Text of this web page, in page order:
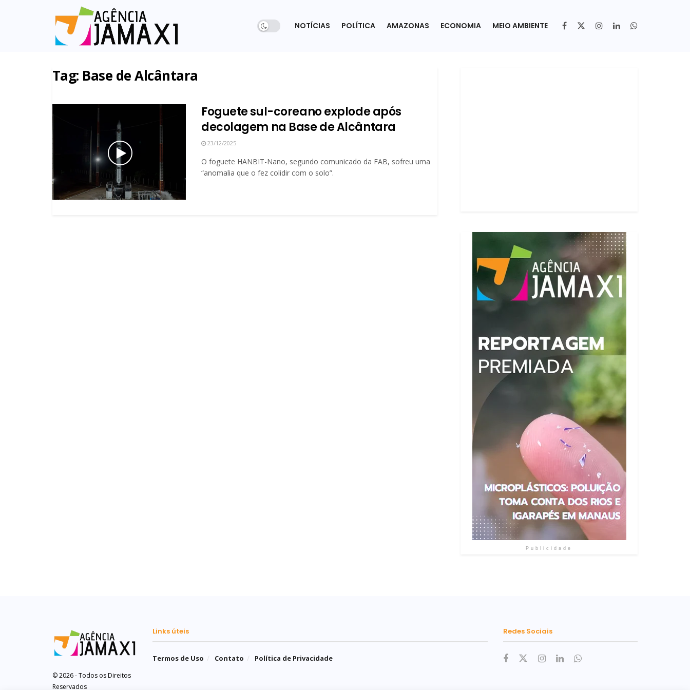
NOTÍCIAS POLÍTICA AMAZONAS ECONOMIA MEIO AMBIENTE
Tag: Base de Alcântara
Foguete sul-coreano explode após
decolagem na Base de Alcântara
23/12/2025
O foguete HANBIT-Nano, segundo comunicado da FAB, sofreu uma
“anomalia que o fez colidir com o solo”.
Publicidade
© 2026 - Todos os Direitos
Reservados
Links úteis
Termos de Uso Contato Política de Privacidade
Redes Sociais